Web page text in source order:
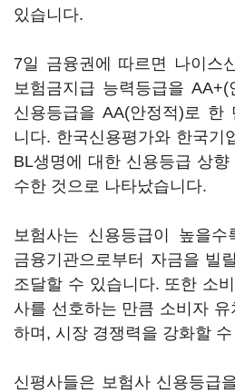
있습니다.
7일 금융권에 따르면 나이스
보험금지급 능력등급을 AA+(
신용등급을 AA(안정적)로 한
니다. 한국신용평가와 한국기
BL생명에 대한 신용등급 상
수한 것으로 나타났습니다.
보험사는 신용등급이 높을
금융기관으로부터 자금을 빌
조달할 수 있습니다. 또한 소
사를 선호하는 만큼 소비자 유
하며, 시장 경쟁력을 강화할
신평사들은 보험사 신용등급